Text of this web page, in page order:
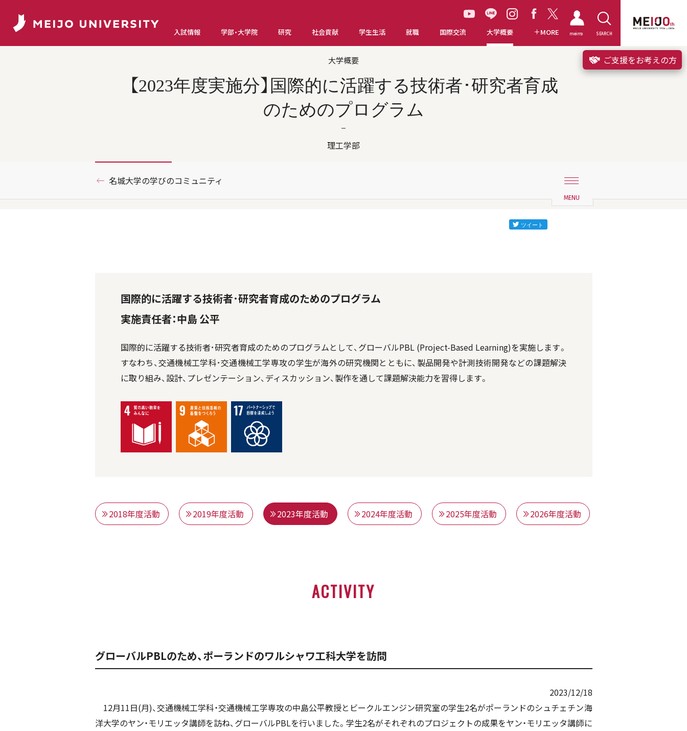
入試情報 学部・大学院 研究 社会貢献 学生生活 就職 国際交流 大学概要 MORE meimo SEARCH
ご支援をお考えの方
大学概要
【2023年度実施分】国際的に活躍する技術者･研究者育成
のためのプログラム
理工学部
名城大学の学びのコミュニティ
国際的に活躍する技術者･研究者育成のためのプログラム
実施責任者：中島 公平
国際的に活躍する技術者･研究者育成のためのプログラムとして、グローバルPBL (Project-Based Learning)を実施します。
すなわち、交通機械工学科･交通機械工学専攻の学生が海外の研究機関とともに、製品開発や計測技術開発などの課題解決
に取り組み、設計、プレゼンテーション、ディスカッション、製作を通して課題解決能力を習得します。
2018年度活動 2019年度活動 2023年度活動 2024年度活動 2025年度活動 2026年度活動
ACTIVITY
グローバルPBLのため、ポーランドのワルシャワ工科大学を訪問
2023/12/18
12月11日(月)、交通機械工学科・交通機械工学専攻の中島公平教授とビークルエンジン研究室の学生2名がポーランドのシュチェチン海
洋大学のヤン・モリエッタ講師を訪ね、グローバルPBLを行いました。学生2名がそれぞれのプロジェクトの成果をヤン・モリエッタ講師に